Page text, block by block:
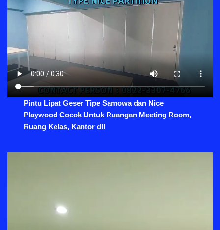
Pintu Lipat Geser Tipe Samowa dan Nice
Playwood Cocok Untuk Ruangan Meeting Room,
Ruang Kelas, Kantor dll